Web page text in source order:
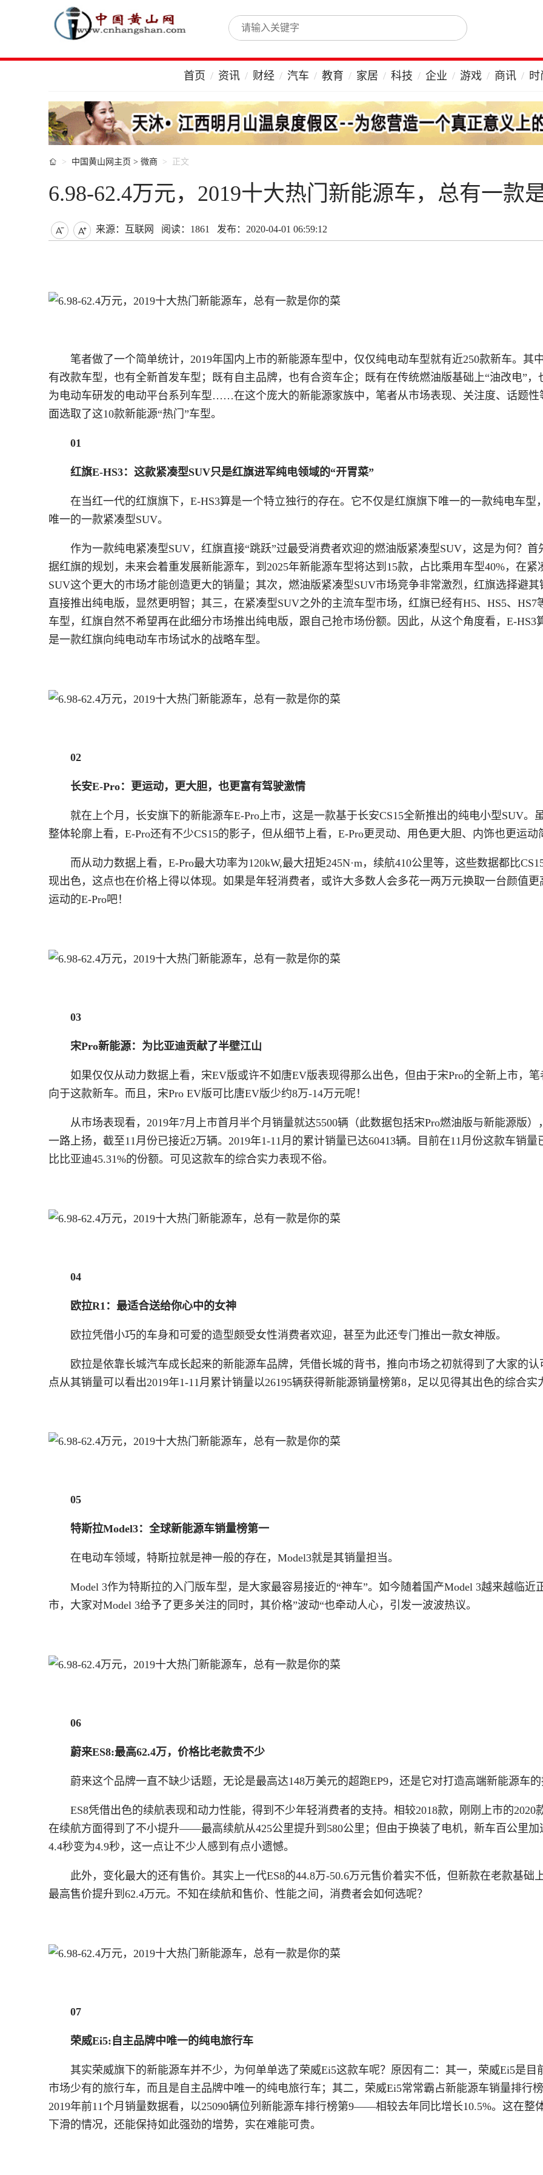
首页 资讯 财经 汽车 教育 家居 科技 企业 游戏 商讯 时
 中国黄山网主页 > 微商 正文
6.98-62.4万元，2019十大热门新能源车，总有一款
  来源：互联网 阅读：1861 发布：2020-04-01 06:59:12
笔者做了一个简单统计，2019年国内上市的新能源车型中，仅仅纯电动车型就有近250款新车。其
有改款车型，也有全新首发车型；既有自主品牌，也有合资车企；既有在传统燃油版基础上“油改电”，
为电动车研发的电动平台系列车型……在这个庞大的新能源家族中，笔者从市场表现、关注度、话题性
面选取了这10款新能源“热门”车型。
01
红旗E-HS3：这款紧凑型SUV只是红旗进军纯电领域的“开胃菜”
在当红一代的红旗旗下，E-HS3算是一个特立独行的存在。它不仅是红旗旗下唯一的一款纯电车型
唯一的一款紧凑型SUV。
作为一款纯电紧凑型SUV，红旗直接“跳跃”过最受消费者欢迎的燃油版紧凑型SUV，这是为何？首
据红旗的规划，未来会着重发展新能源车，到2025年新能源车型将达到15款，占比乘用车型40%，在紧
SUV这个更大的市场才能创造更大的销量；其次，燃油版紧凑型SUV市场竞争非常激烈，红旗选择避其
直接推出纯电版，显然更明智；其三，在紧凑型SUV之外的主流车型市场，红旗已经有H5、HS5、HS7
车型，红旗自然不希望再在此细分市场推出纯电版，跟自己抢市场份额。因此，从这个角度看，E-HS3
是一款红旗向纯电动车市场试水的战略车型。
02
长安E-Pro：更运动，更大胆，也更富有驾驶激情
就在上个月，长安旗下的新能源车E-Pro上市，这是一款基于长安CS15全新推出的纯电小型SUV。
整体轮廓上看，E-Pro还有不少CS15的影子，但从细节上看，E-Pro更灵动、用色更大胆、内饰也更运动
而从动力数据上看，E-Pro最大功率为120kW,最大扭矩245N·m，续航410公里等，这些数据都比
现出色，这点也在价格上得以体现。如果是年轻消费者，或许大多数人会多花一两万元换取一台颜值更
运动的E-Pro吧！
03
宋Pro新能源：为比亚迪贡献了半壁江山
如果仅仅从动力数据上看，宋EV版或许不如唐EV版表现得那么出色，但由于宋Pro的全新上市，笔
向于这款新车。而且，宋Pro EV版可比唐EV版少约8万-14万元呢！
从市场表现看，2019年7月上市首月半个月销量就达5500辆（此数据包括宋Pro燃油版与新能源版）
一路上扬，截至11月份已接近2万辆。2019年1-11月的累计销量已达60413辆。目前在11月份这款车销量
比比亚迪45.31%的份额。可见这款车的综合实力表现不俗。
04
欧拉R1：最适合送给你心中的女神
欧拉凭借小巧的车身和可爱的造型颇受女性消费者欢迎，甚至为此还专门推出一款女神版。
欧拉是依靠长城汽车成长起来的新能源车品牌，凭借长城的背书，推向市场之初就得到了大家的认
点从其销量可以看出2019年1-11月累计销量以26195辆获得新能源销量榜第8，足以见得其出色的综合实
05
特斯拉Model3：全球新能源车销量榜第一
在电动车领域，特斯拉就是神一般的存在，Model3就是其销量担当。
Model 3作为特斯拉的入门版车型，是大家最容易接近的“神车”。如今随着国产Model 3越来越临近
市，大家对Model 3给予了更多关注的同时，其价格”波动“也牵动人心，引发一波波热议。
06
蔚来ES8:最高62.4万，价格比老款贵不少
蔚来这个品牌一直不缺少话题，无论是最高达148万美元的超跑EP9，还是它对打造高端新能源车的
ES8凭借出色的续航表现和动力性能，得到不少年轻消费者的支持。相较2018款，刚刚上市的2020
在续航方面得到了不小提升——最高续航从425公里提升到580公里；但由于换装了电机，新车百公里加
4.4秒变为4.9秒，这一点让不少人感到有点小遗憾。
此外，变化最大的还有售价。其实上一代ES8的44.8万-50.6万元售价着实不低，但新款在老款基础
最高售价提升到62.4万元。不知在续航和售价、性能之间，消费者会如何选呢？
07
荣威Ei5:自主品牌中唯一的纯电旅行车
其实荣威旗下的新能源车并不少，为何单单选了荣威Ei5这款车呢？原因有二：其一，荣威Ei5是目
市场少有的旅行车，而且是自主品牌中唯一的纯电旅行车；其二，荣威Ei5常常霸占新能源车销量排行
2019年前11个月销量数据看，以25090辆位列新能源车排行榜第9——相较去年同比增长10.5%。这在整
下滑的情况，还能保持如此强劲的增势，实在难能可贵。